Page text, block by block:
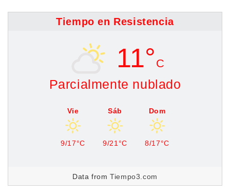
Tiempo en Resistencia
11° C
Parcialmente nublado
Vie
9/17°C
Sáb
9/21°C
Dom
8/17°C
Data fromTiempo3.com